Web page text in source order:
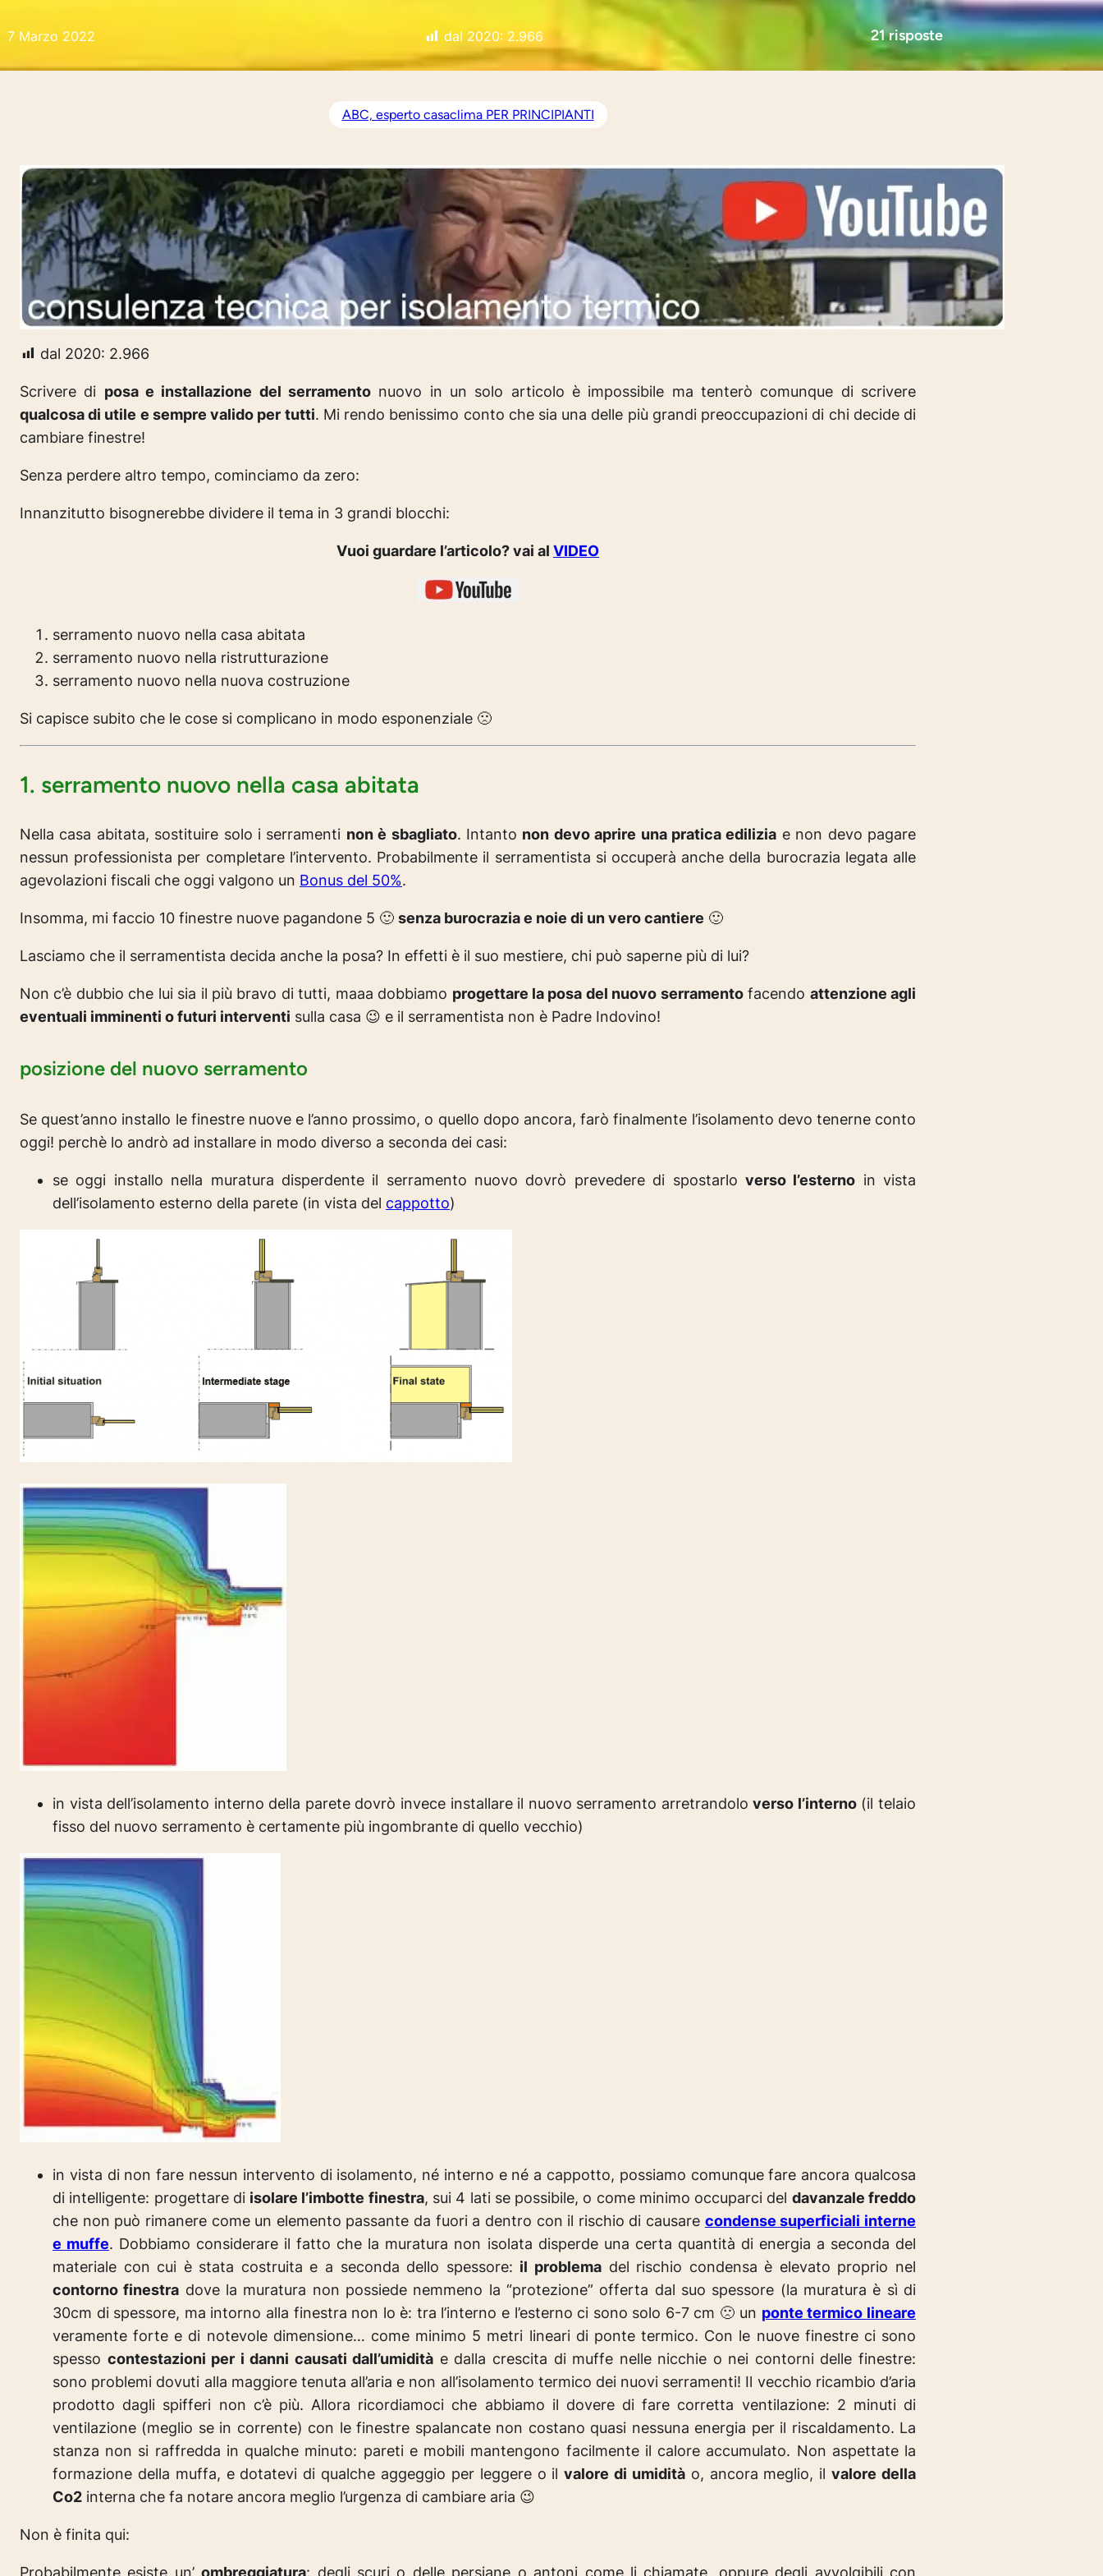
7 Marzo 2022 dal 2020: 2.966 21 risposte
ABC, esperto casaclima PER PRINCIPIANTI
dal 2020: 2.966
Scrivere di posa e installazione del serramento nuovo in un solo articolo è impossibile ma tenterò comunque di scrivere
qualcosa di utile e sempre valido per tutti. Mi rendo benissimo conto che sia una delle più grandi preoccupazioni di chi decide di
cambiare finestre!
Senza perdere altro tempo, cominciamo da zero:
Innanzitutto bisognerebbe dividere il tema in 3 grandi blocchi:
Vuoi guardare l’articolo? vai al VIDEO
serramento nuovo nella casa abitata
serramento nuovo nella ristrutturazione
serramento nuovo nella nuova costruzione
Si capisce subito che le cose si complicano in modo esponenziale 🙁
1. serramento nuovo nella casa abitata
Nella casa abitata, sostituire solo i serramenti non è sbagliato. Intanto non devo aprire una pratica edilizia e non devo pagare
nessun professionista per completare l’intervento. Probabilmente il serramentista si occuperà anche della burocrazia legata alle
agevolazioni fiscali che oggi valgono un Bonus del 50%.
Insomma, mi faccio 10 finestre nuove pagandone 5 🙂 senza burocrazia e noie di un vero cantiere 🙂
Lasciamo che il serramentista decida anche la posa? In effetti è il suo mestiere, chi può saperne più di lui?
Non c’è dubbio che lui sia il più bravo di tutti, maaa dobbiamo progettare la posa del nuovo serramentofacendo attenzione agli
eventuali imminenti o futuri interventi sulla casa 😉 e il serramentista non è Padre Indovino!
posizione del nuovo serramento
Se quest’anno installo le finestre nuove e l’anno prossimo, o quello dopo ancora, farò finalmente l’isolamento devo tenerne conto
oggi! perchè lo andrò ad installare in modo diverso a seconda dei casi:
se oggi installo nella muratura disperdente il serramento nuovo dovrò prevedere di spostarlo verso l’esterno in vista
dell’isolamento esterno della parete (in vista del cappotto)
in vista dell’isolamento interno della parete dovrò invece installare il nuovo serramento arretrandoloverso l’interno(il telaio
fisso del nuovo serramento è certamente più ingombrante di quello vecchio)
in vista di non fare nessun intervento di isolamento, né interno e né a cappotto, possiamo comunque fare ancora qualcosa
di intelligente: progettare di isolare l’imbotte finestra, sui 4 lati se possibile, o come minimo occuparci del davanzale freddo
che non può rimanere come un elemento passante da fuori a dentro con il rischio di causare condense superficiali interne
e muffe. Dobbiamo considerare il fatto che la muratura non isolata disperde una certa quantità di energia a seconda del
materiale con cui è stata costruita e a seconda dello spessore: il problemadel rischio condensa è elevato proprio nel
contorno finestra dove la muratura non possiede nemmeno la “protezione” offerta dal suo spessore (la muratura è sì di
30cm di spessore, ma intorno alla finestra non lo è: tra l’interno e l’esterno ci sono solo 6-7 cm 🙁 un ponte termico lineare
veramente forte e di notevole dimensione… come minimo 5 metri lineari di ponte termico. Con le nuove finestre ci sono
spesso contestazioni per i danni causati dall’umidità e dalla crescita di muffe nelle nicchie o nei contorni delle finestre:
sono problemi dovuti alla maggiore tenuta all’aria e non all’isolamento termico dei nuovi serramenti! Il vecchio ricambio d’aria
prodotto dagli spifferi non c’è più. Allora ricordiamoci che abbiamo il dovere di fare corretta ventilazione: 2 minuti di
ventilazione (meglio se in corrente) con le finestre spalancate non costano quasi nessuna energia per il riscaldamento. La
stanza non si raffredda in qualche minuto: pareti e mobili mantengono facilmente il calore accumulato. Non aspettate la
formazione della muffa, e dotatevi di qualche aggeggio per leggere o ilvalore di umiditào, ancora meglio, ilvalore della
Co2 interna che fa notare ancora meglio l’urgenza di cambiare aria 😉
Non è finita qui:
Probabilmente esiste un’ombreggiatura: degli scuri o delle persiane o antoni come li chiamate, oppure degli avvolgibili con